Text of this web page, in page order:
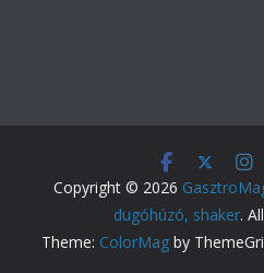
Copyright © 2026
dugóhúzó, shaker.
Theme: ColorMag by